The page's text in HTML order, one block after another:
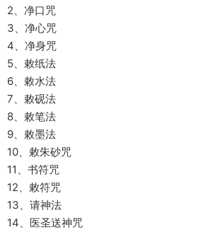
2、净口咒
3、净心咒
4、净身咒
5、敕纸法
6、敕水法
7、敕砚法
8、敕笔法
9、敕墨法
10、敕朱砂咒
11、书符咒
12、敕符咒
13、请神法
14、医圣送神咒